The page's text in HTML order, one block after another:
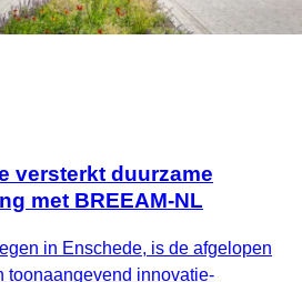
versterkt duurzame
met BREEAM‑NL
in Enschede, is de afgelopen
toonaangevend innovatie-